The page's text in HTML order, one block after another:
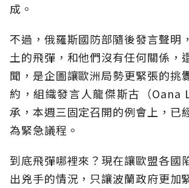
成。
不過，俄羅斯國防部隨後發言聲明
土的飛彈，和他們沒有任何關係，
聞，是企圖讓歐洲局勢更緊張的挑
約，組織發言人龍傑斯古（Oana
承，本週三固定召開的例會上，已
為緊急議程。
到底飛彈哪裡來？現在讓歐盟各國
出兇手的情況，只讓波蘭政府更加